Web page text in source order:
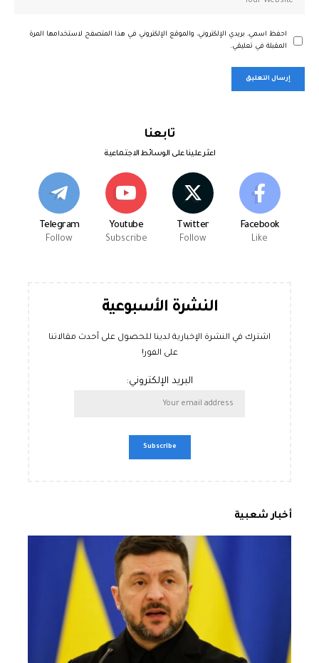
احفظ اسمي، بريدي الإلكتروني، والموقع الإلكتروني في هذا المتصفح لاستخدامها المرة
المقبلة في تعليقي.
تابعنا
اعثر علينا على الوسائط الاجتماعية
Facebook
Like
Twitter
Follow
Youtube
Subscribe
Telegram
Follow
النشرة الأسبوعية
اشترك في النشرة الإخبارية لدينا للحصول على أحدث مقالاتنا
على الفور!
البريد الإلكتروني:
أخبار شعبية